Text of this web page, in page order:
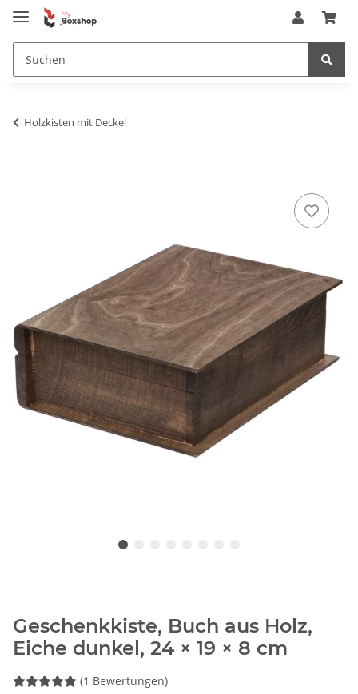
Holzkisten mit Deckel
Geschenkkiste, Buch aus Holz,
Eiche dunkel, 24 × 19 × 8 cm
(1 Bewertungen)